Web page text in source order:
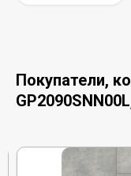
Покупатели,